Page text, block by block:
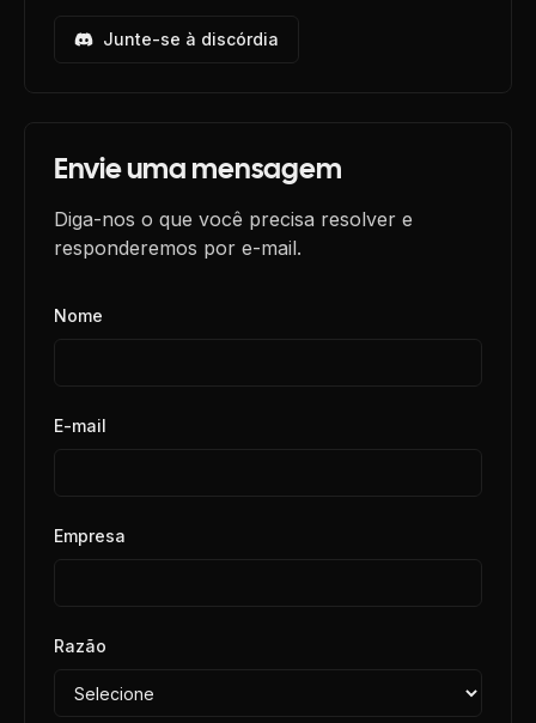
Junte-se à discórdia
Envie uma mensagem
Diga-nos o que você precisa resolver e
responderemos por e-mail.
Nome
E-mail
Empresa
Razão